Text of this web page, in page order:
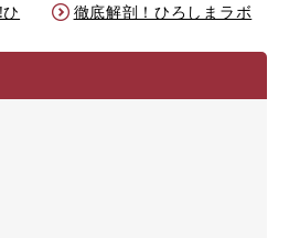
徹底解剖！ひろしまラボ